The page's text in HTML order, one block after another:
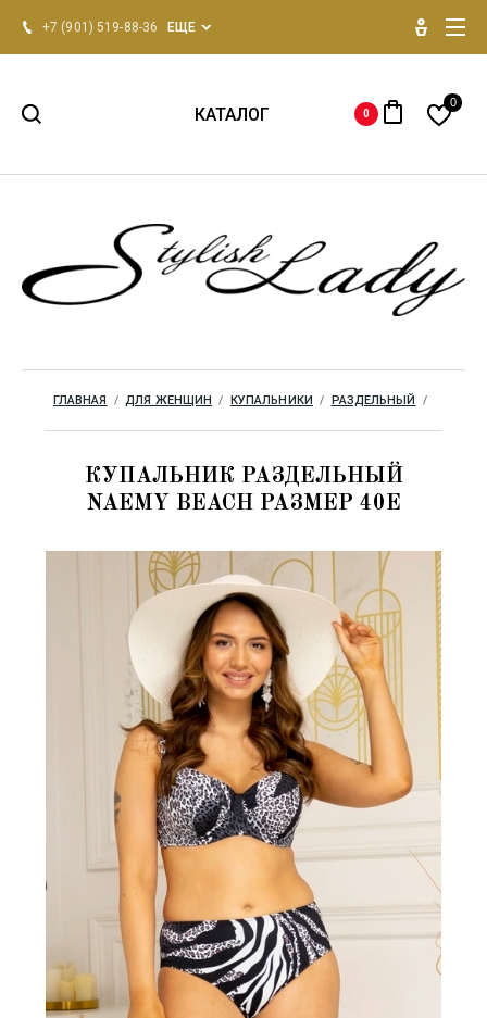
+7 (901) 519-88-36 ЕЩЕ
КАТАЛОГ
Для женщин
Одежда для дома
Бренды
0
0
ГЛАВНАЯ
  /
ДЛЯ ЖЕНЩИН
  /
КУПАЛЬНИКИ
  /
РАЗДЕЛЬНЫЙ
  /
КУПАЛЬНИК РАЗДЕЛЬНЫЙ
NAEMY BEACH РАЗМЕР 40E